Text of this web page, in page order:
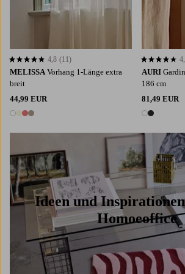
MELISSA Vorhang 1-Länge extra
breit
44,99 EUR
4 Farben
4,8 basierend auf 11 Bewertungen
4,8 (11)
AURI
186 cm
81,49 EUR
2 Farben
4,1
Ideen und
Homoeoffice